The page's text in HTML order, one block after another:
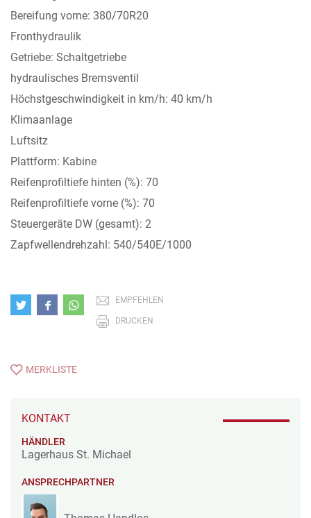
Bereifung vorne: 380/70R20
Fronthydraulik
Getriebe: Schaltgetriebe
hydraulisches Bremsventil
Höchstgeschwindigkeit in km/h: 40 km/h
Klimaanlage
Luftsitz
Plattform: Kabine
Reifenprofiltiefe hinten (%): 70
Reifenprofiltiefe vorne (%): 70
Steuergeräte DW (gesamt): 2
Zapfwellendrehzahl: 540/540E/1000
EMPFEHLEN
DRUCKEN
MERKLISTE
KONTAKT
HÄNDLER
Lagerhaus St. Michael
ANSPRECHPARTNER